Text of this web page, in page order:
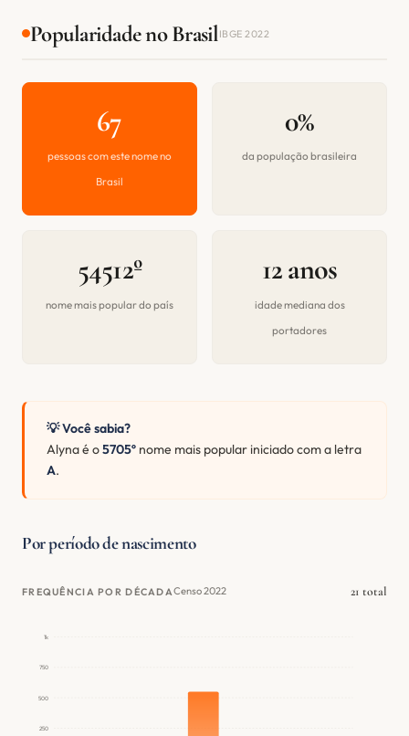
Popularidade no BrasilIBGE 2022
67
pessoas com este nome no
Brasil
0%
da população brasileira
54512º
nome mais popular do país
12 anos
idade mediana dos
portadores
💡 Você sabia?
Alyna é o5705º nome mais popular iniciado com a letra
A.
Por período de nascimento
FREQUÊNCIA POR DÉCADACenso 2022 21 total
250
500
750
1k